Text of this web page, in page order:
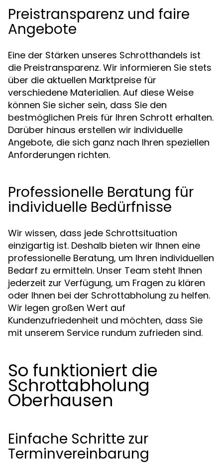
Preistransparenz und faire
Angebote
Eine der Stärken unseres Schrotthandels ist
die Preistransparenz. Wir informieren Sie stets
über die aktuellen Marktpreise für
verschiedene Materialien. Auf diese Weise
können Sie sicher sein, dass Sie den
bestmöglichen Preis für Ihren Schrott erhalten.
Darüber hinaus erstellen wir individuelle
Angebote, die sich ganz nach Ihren speziellen
Anforderungen richten.
Professionelle Beratung für
individuelle Bedürfnisse
Wir wissen, dass jede Schrottsituation
einzigartig ist. Deshalb bieten wir Ihnen eine
professionelle Beratung, um Ihren individuellen
Bedarf zu ermitteln. Unser Team steht Ihnen
jederzeit zur Verfügung, um Fragen zu klären
oder Ihnen bei der Schrottabholung zu helfen.
Wir legen großen Wert auf
Kundenzufriedenheit und möchten, dass Sie
mit unserem Service rundum zufrieden sind.
So funktioniert die
Schrottabholung
Oberhausen
Einfache Schritte zur
Terminvereinbarung